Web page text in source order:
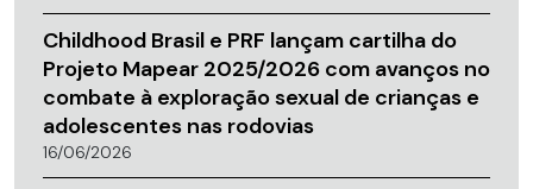
Childhood Brasil e PRF lançam cartilha do
Projeto Mapear 2025/2026 com avanços no
combate à exploração sexual de crianças e
adolescentes nas rodovias
16/06/2026